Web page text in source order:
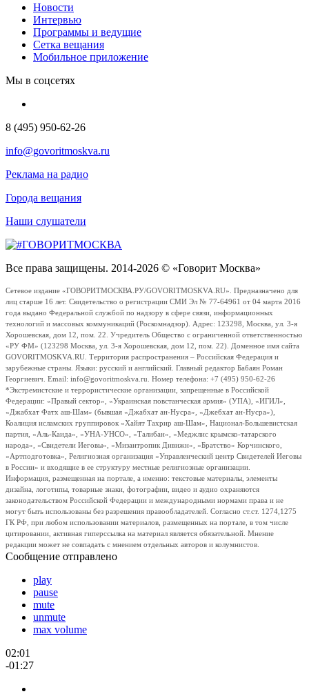
Новости
Интервью
Программы и ведущие
Сетка вещания
Мобильное приложение
Мы в соцсетях
8 (495) 950-62-26
info@govoritmoskva.ru
Реклама на радио
Города вещания
Наши слушатели
Все права защищены. 2014-2026 © «Говорит Москва»
Сетевое издание «ГОВОРИТМОСКВА.РУ/GOVORITMOSKVA.RU». Предназначено для
лиц старше 16 лет. Свидетельство о регистрации СМИ Эл № 77-64961 от 04 марта 2016
года выдано Федеральной службой по надзору в сфере связи, информационных
технологий и массовых коммуникаций (Роскомнадзор). Адрес: 123298, Москва, ул. 3-я
Хорошевская, дом 12, пом. 22. Учредитель Общество с ограниченной ответственностью
«РУ ФМ» (123298 Москва, ул. 3-я Хорошевская, дом 12, пом. 22). Доменное имя сайта
GOVORITMOSKVA.RU. Территория распространения – Российская Федерация и
зарубежные страны. Языки: русский и английский. Главный редактор Бабаян Роман
Георгиевич. Email: info@govoritmoskva.ru. Номер телефона: +7 (495) 950-62-26
*Экстремистские и террористические организации, запрещенные в Российской
Федерации: «Правый сектор», «Украинская повстанческая армия» (УПА), «ИГИЛ»,
«Джабхат Фатх аш-Шам» (бывшая «Джабхат ан-Нусра», «Джебхат ан-Нусра»),
Коалиция исламских группировок «Хайят Тахрир аш-Шам», Национал-Большевистская
партия, «Аль-Каида», «УНА-УНСО», «Талибан», «Меджлис крымско-татарского
народа», «Свидетели Иеговы», «Мизантропик Дивижн», «Братство» Корчинского,
«Артподготовка», Религиозная организация «Управленческий центр Свидетелей Иеговы
в России» и входящие в ее структуру местные религиозные организации.
Информация, размещенная на портале, а именно: текстовые материалы, элементы
дизайна, логотипы, товарные знаки, фотографии, видео и аудио охраняются
законодательством Российской Федерации и международными нормами права и не
могут быть использованы без разрешения правообладателей. Согласно ст.ст. 1274,1275
ГК РФ, при любом использовании материалов, размещенных на портале, в том числе
цитировании, активная гиперссылка на материал является обязательной. Мнение
редакции может не совпадать с мнением отдельных авторов и колумнистов.
Сообщение отправлено
play
pause
mute
unmute
max volume
02:01
-01:27